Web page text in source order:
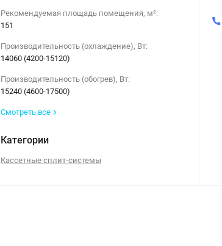
Рекомендуемая площадь помещения, м²:
151
Производительность (охлаждение), Вт:
14060 (4200-15120)
Производительность (обогрев), Вт:
15240 (4600-17500)
Смотреть все
Категории
Кассетные сплит-системы